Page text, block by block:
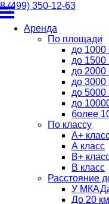
8 (499) 350-12-63
Аренда
По площади
до 1000
до 1500
до 2000
до 3000
до 5000
до
более
По классу
А+
А класс
B+
В класс
Расстояние
У
До 20